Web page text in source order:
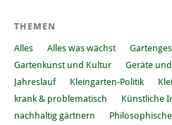
THEMEN
Alles Alles was wächst
Gartenkunst und Kultur
Geräte
Jahreslauf
Kleingarten-Politik
krank & problematisch
Künstliche
nachhaltig gärtnern